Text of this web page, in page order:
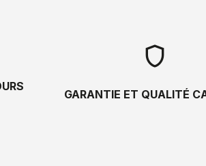
shield
GARANTIE ET QUALITÉ